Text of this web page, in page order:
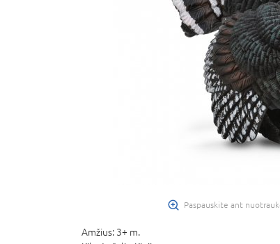
Paspauskite ant
Amžius: 3+ m.